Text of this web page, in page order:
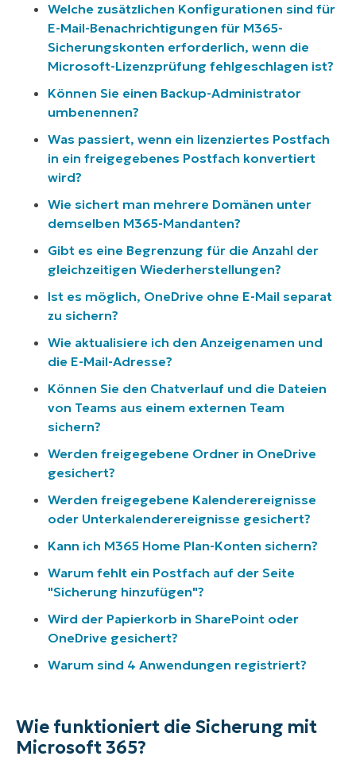
Welche zusätzlichen Konfigurationen sind für
E-Mail-Benachrichtigungen für M365-
Sicherungskonten erforderlich, wenn die
Microsoft-Lizenzprüfung fehlgeschlagen ist?
Können Sie einen Backup-Administrator
umbenennen?
Was passiert, wenn ein lizenziertes Postfach
in ein freigegebenes Postfach konvertiert
wird?
Wie sichert man mehrere Domänen unter
demselben M365-Mandanten?
Gibt es eine Begrenzung für die Anzahl der
gleichzeitigen Wiederherstellungen?
Ist es möglich, OneDrive ohne E-Mail separat
zu sichern?
Wie aktualisiere ich den Anzeigenamen und
die E-Mail-Adresse?
Können Sie den Chatverlauf und die Dateien
von Teams aus einem externen Team
sichern?
Werden freigegebene Ordner in OneDrive
gesichert?
Werden freigegebene Kalenderereignisse
oder Unterkalenderereignisse gesichert?
Kann ich M365 Home Plan-Konten sichern?
Warum fehlt ein Postfach auf der Seite
"Sicherung hinzufügen"?
Wird der Papierkorb in SharePoint oder
OneDrive gesichert?
Warum sind 4 Anwendungen registriert?
Wie funktioniert die Sicherung mit
Microsoft 365?